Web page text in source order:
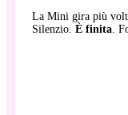
La Mini gira più
Silenzio. È finita.